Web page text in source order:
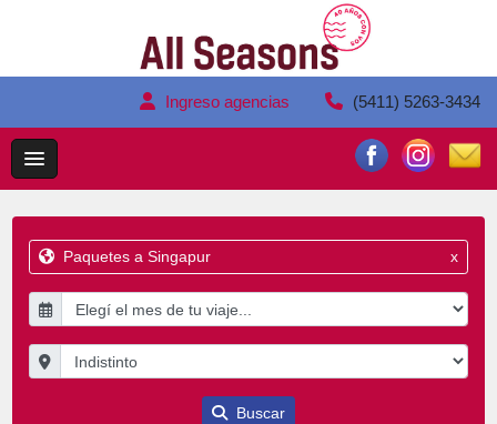
Ingreso agencias (5411) 5263-3434
Paquetes a Singapur x
Buscar